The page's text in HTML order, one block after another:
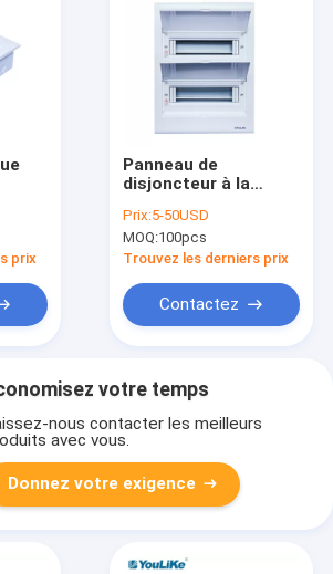
prix
Panneau de
disjoncteur à la
plastique d'ABS,
manière de la boîte
24 de MCB
Prix:5-50USD
MOQ:100pcs
Trouvez les derniers prix
Contactez
votre temps
nous contacter les meilleurs
avec vous.
Donnez votre exigence